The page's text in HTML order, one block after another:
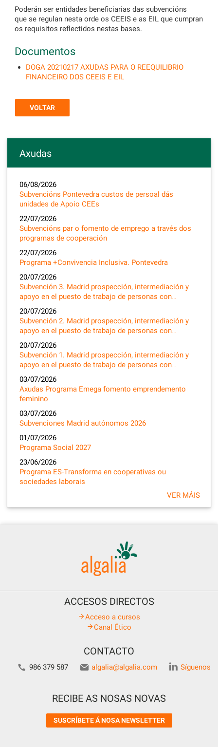
Poderán ser entidades beneficiarias das subvencións
que se regulan nesta orde os CEEIS e as EIL que cumpran
os requisitos reflectidos nestas bases.
Documentos
DOGA 20210217 AXUDAS PARA O REEQUILIBRIO
FINANCEIRO DOS CEEIS E EIL
VOLTAR
Axudas
06/08/2026
Subvencións Pontevedra custos de persoal dás
unidades de Apoio CEEs
22/07/2026
Subvencións par o fomento de emprego a través dos
programas de cooperación
22/07/2026
Programa +Convivencia Inclusiva. Pontevedra
20/07/2026
Subvención 3. Madrid prospección, intermediación y
apoyo en el puesto de trabajo de personas con…
20/07/2026
Subvención 2. Madrid prospección, intermediación y
apoyo en el puesto de trabajo de personas con…
20/07/2026
Subvención 1. Madrid prospección, intermediación y
apoyo en el puesto de trabajo de personas con…
03/07/2026
Axudas Programa Emega fomento emprendemento
feminino
03/07/2026
Subvenciones Madrid autónomos 2026
01/07/2026
Programa Social 2027
23/06/2026
Programa ES-Transforma en cooperativas ou
sociedades laborais
VER MÁIS
ACCESOS DIRECTOS
Acceso a cursos
Canal Ético
CONTACTO
986 379 587 algalia@algalia.com Síguenos
RECIBE AS NOSAS NOVAS
SUSCRÍBETE Á NOSA NEWSLETTER